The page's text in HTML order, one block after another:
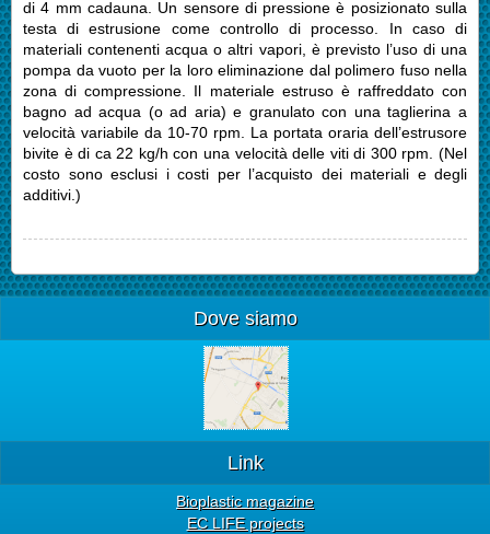
di 4 mm cadauna. Un sensore di pressione è posizionato sulla
testa di estrusione come controllo di processo. In caso di
materiali contenenti acqua o altri vapori, è previsto l’uso di una
pompa da vuoto per la loro eliminazione dal polimero fuso nella
zona di compressione. Il materiale estruso è raffreddato con
bagno ad acqua (o ad aria) e granulato con una taglierina a
velocità variabile da 10-70 rpm. La portata oraria dell’estrusore
bivite è di ca 22 kg/h con una velocità delle viti di 300 rpm. (Nel
costo sono esclusi i costi per l’acquisto dei materiali e degli
additivi.)
Dove siamo
Link
Bioplastic magazine
EC LIFE projects